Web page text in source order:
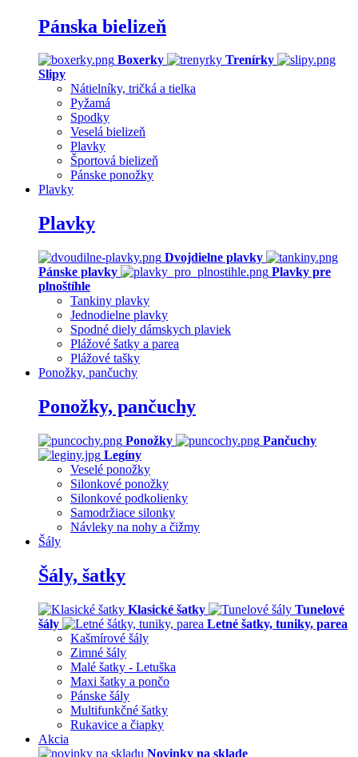
Pánska bielizeň
Boxerky
Trenírky
Slipy
Nátielníky, tričká a tielka
Pyžamá
Spodky
Veselá bielizeň
Plavky
Športová bielizeň
Pánske ponožky
Plavky
Plavky
Dvojdielne plavky
Pánske plavky
Plavky pre
plnoštíhle
Tankiny plavky
Jednodielne plavky
Spodné diely dámskych plaviek
Plážové šatky a parea
Plážové tašky
Ponožky, pančuchy
Ponožky, pančuchy
Ponožky
Pančuchy
Legíny
Veselé ponožky
Silonkové ponožky
Silonkové podkolienky
Samodržiace silonky
Návleky na nohy a čižmy
Šály
Šály, šatky
Klasické šatky
Tunelové
šály
Letné šatky, tuniky, parea
Kašmírové šály
Zimné šály
Malé šatky - Letuška
Maxi šatky a pončo
Pánske šály
Multifunkčné šatky
Rukavice a čiapky
Akcia
Novinky na sklade